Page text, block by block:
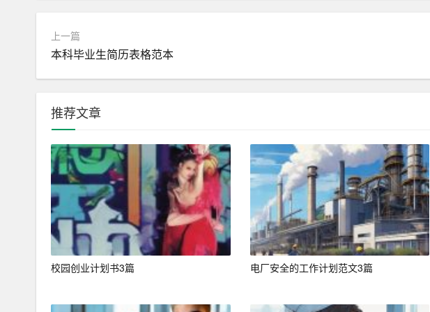
– 学业目标：顺利完成中职学业，取得电子技术专业相关证书。
– 职业资格：考取电工证、电子工程师初级证书等职业资格证书。
2. 中期目标（3-5年）
– 就业目标：进入一家知名电子企业，从事电子技术研发或维修工作。
– 职位晋升：通过不断学习和积累经验，争取晋升为技术主管或项目经理。
– 继续教育：考虑在职进修，提升学历和专业素养。
3. 长期目标（5-10年）
上一篇
本科毕业生简历表格范本
推荐文章
校园创业计划书3篇 电厂安全的工作计划范文3篇